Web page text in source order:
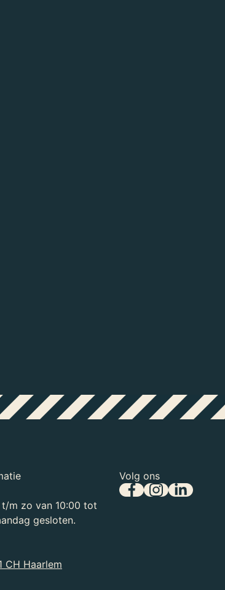
m zo van 10:00 tot
gesloten.
CH Haarlem
Volg ons